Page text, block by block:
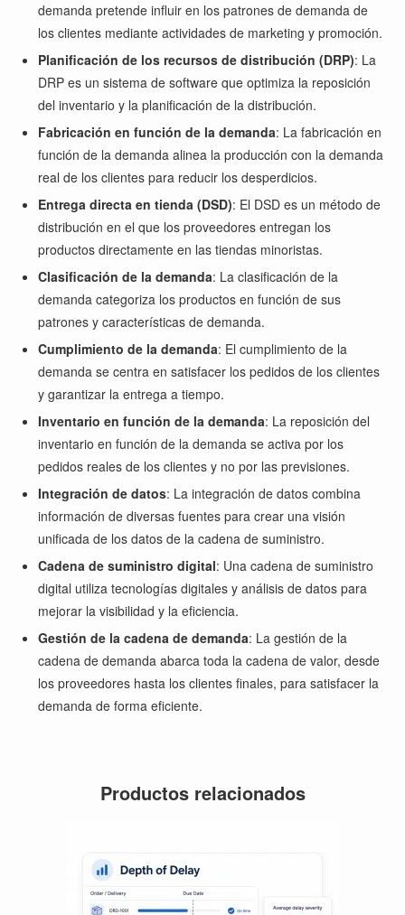
demanda pretende influir en los patrones de demanda de
los clientes mediante actividades de marketing y promoción.
Planificación de los recursos de distribución (DRP): La
DRP es un sistema de software que optimiza la reposición
del inventario y la planificación de la distribución.
Fabricación en función de la demanda: La fabricación en
función de la demanda alinea la producción con la demanda
real de los clientes para reducir los desperdicios.
Entrega directa en tienda (DSD): El DSD es un método de
distribución en el que los proveedores entregan los
productos directamente en las tiendas minoristas.
Clasificación de la demanda: La clasificación de la
demanda categoriza los productos en función de sus
patrones y características de demanda.
Cumplimiento de la demanda: El cumplimiento de la
demanda se centra en satisfacer los pedidos de los clientes
y garantizar la entrega a tiempo.
Inventario en función de la demanda: La reposición del
inventario en función de la demanda se activa por los
pedidos reales de los clientes y no por las previsiones.
Integración de datos: La integración de datos combina
información de diversas fuentes para crear una visión
unificada de los datos de la cadena de suministro.
Cadena de suministro digital: Una cadena de suministro
digital utiliza tecnologías digitales y análisis de datos para
mejorar la visibilidad y la eficiencia.
Gestión de la cadena de demanda: La gestión de la
cadena de demanda abarca toda la cadena de valor, desde
los proveedores hasta los clientes finales, para satisfacer la
demanda de forma eficiente.
Productos relacionados